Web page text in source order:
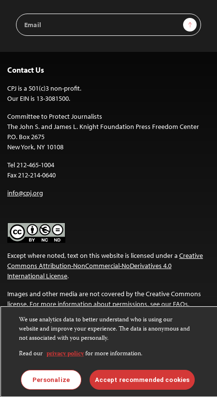
Email
Address
Sign Up
Contact Us
CPJ is a 501(c)3 non-profit.
Our EIN is 13-3081500.
Committee to Protect Journalists
The John S. and James L. Knight Foundation Press Freedom Center
P.O. Box 2675
New York, NY 10108
Tel 212-465-1004
Fax 212-214-0640
info@cpj.org
Except where noted, text on this website is licensed under a Creative
Commons Attribution-NonCommercial-NoDerivatives 4.0
International License.
Images and other media are not covered by the Creative Commons
license. For more information about permissions, see our FAQs.
We use analytics data to better understand who is using our
website and improve your experience. The data is anonymous and
not associated with you personally.
Read our privacy policyfor more information.
Personalize Accept recommended cookies